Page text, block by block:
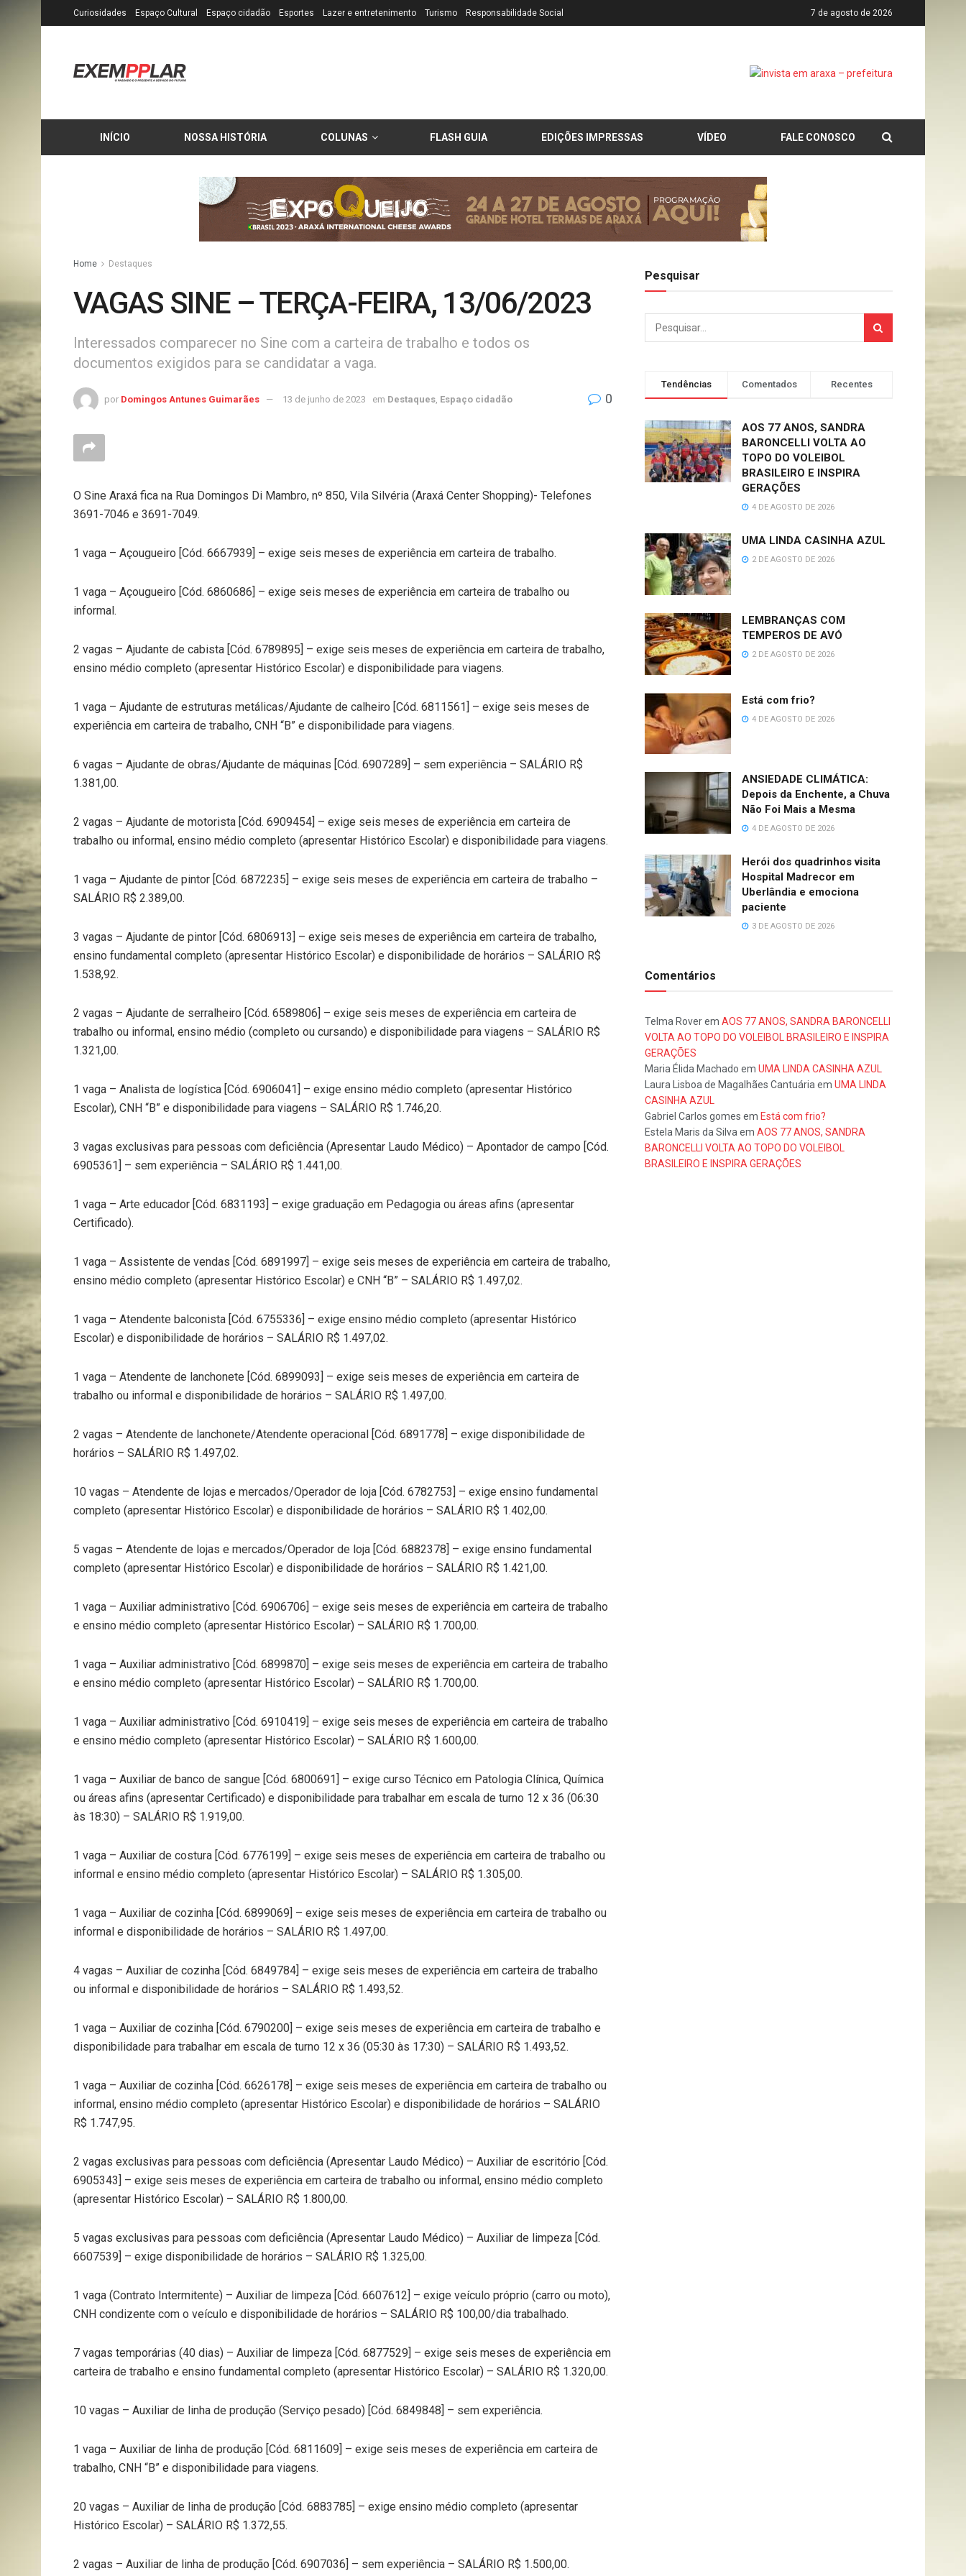
Curiosidades Espaço Cultural Espaço cidadão Esportes Lazer e entretenimento Turismo Responsabilidade Social 7 de agosto de 2026
INÍCIO NOSSA HISTÓRIA COLUNAS FLASH GUIA EDIÇÕES IMPRESSAS VÍDEO FALE CONOSCO
Home Destaques
VAGAS SINE – TERÇA-FEIRA, 13/06/2023
Interessados comparecer no Sine com a carteira de trabalho e todos os
documentos exigidos para se candidatar a vaga.
por Domingos Antunes Guimarães 13 de junho de 2023 em Destaques Espaço cidadão 0
O Sine Araxá fica na Rua Domingos Di Mambro, nº 850, Vila Silvéria (Araxá Center Shopping)- Telefones
3691-7046 e 3691-7049.
1 vaga – Açougueiro [Cód. 6667939] – exige seis meses de experiência em carteira de trabalho.
1 vaga – Açougueiro [Cód. 6860686] – exige seis meses de experiência em carteira de trabalho ou
informal.
2 vagas – Ajudante de cabista [Cód. 6789895] – exige seis meses de experiência em carteira de trabalho,
ensino médio completo (apresentar Histórico Escolar) e disponibilidade para viagens.
1 vaga – Ajudante de estruturas metálicas/Ajudante de calheiro [Cód. 6811561] – exige seis meses de
experiência em carteira de trabalho, CNH “B” e disponibilidade para viagens.
6 vagas – Ajudante de obras/Ajudante de máquinas [Cód. 6907289] – sem experiência – SALÁRIO R$
1.381,00.
2 vagas – Ajudante de motorista [Cód. 6909454] – exige seis meses de experiência em carteira de
trabalho ou informal, ensino médio completo (apresentar Histórico Escolar) e disponibilidade para viagens.
1 vaga – Ajudante de pintor [Cód. 6872235] – exige seis meses de experiência em carteira de trabalho –
SALÁRIO R$ 2.389,00.
3 vagas – Ajudante de pintor [Cód. 6806913] – exige seis meses de experiência em carteira de trabalho,
ensino fundamental completo (apresentar Histórico Escolar) e disponibilidade de horários – SALÁRIO R$
1.538,92.
2 vagas – Ajudante de serralheiro [Cód. 6589806] – exige seis meses de experiência em carteira de
trabalho ou informal, ensino médio (completo ou cursando) e disponibilidade para viagens – SALÁRIO R$
1.321,00.
1 vaga – Analista de logística [Cód. 6906041] – exige ensino médio completo (apresentar Histórico
Escolar), CNH “B” e disponibilidade para viagens – SALÁRIO R$ 1.746,20.
3 vagas exclusivas para pessoas com deficiência (Apresentar Laudo Médico) – Apontador de campo [Cód.
6905361] – sem experiência – SALÁRIO R$ 1.441,00.
1 vaga – Arte educador [Cód. 6831193] – exige graduação em Pedagogia ou áreas afins (apresentar
Certificado).
1 vaga – Assistente de vendas [Cód. 6891997] – exige seis meses de experiência em carteira de trabalho,
ensino médio completo (apresentar Histórico Escolar) e CNH “B” – SALÁRIO R$ 1.497,02.
1 vaga – Atendente balconista [Cód. 6755336] – exige ensino médio completo (apresentar Histórico
Escolar) e disponibilidade de horários – SALÁRIO R$ 1.497,02.
1 vaga – Atendente de lanchonete [Cód. 6899093] – exige seis meses de experiência em carteira de
trabalho ou informal e disponibilidade de horários – SALÁRIO R$ 1.497,00.
2 vagas – Atendente de lanchonete/Atendente operacional [Cód. 6891778] – exige disponibilidade de
horários – SALÁRIO R$ 1.497,02.
10 vagas – Atendente de lojas e mercados/Operador de loja [Cód. 6782753] – exige ensino fundamental
completo (apresentar Histórico Escolar) e disponibilidade de horários – SALÁRIO R$ 1.402,00.
5 vagas – Atendente de lojas e mercados/Operador de loja [Cód. 6882378] – exige ensino fundamental
completo (apresentar Histórico Escolar) e disponibilidade de horários – SALÁRIO R$ 1.421,00.
1 vaga – Auxiliar administrativo [Cód. 6906706] – exige seis meses de experiência em carteira de trabalho
e ensino médio completo (apresentar Histórico Escolar) – SALÁRIO R$ 1.700,00.
1 vaga – Auxiliar administrativo [Cód. 6899870] – exige seis meses de experiência em carteira de trabalho
e ensino médio completo (apresentar Histórico Escolar) – SALÁRIO R$ 1.700,00.
1 vaga – Auxiliar administrativo [Cód. 6910419] – exige seis meses de experiência em carteira de trabalho
e ensino médio completo (apresentar Histórico Escolar) – SALÁRIO R$ 1.600,00.
1 vaga – Auxiliar de banco de sangue [Cód. 6800691] – exige curso Técnico em Patologia Clínica, Química
ou áreas afins (apresentar Certificado) e disponibilidade para trabalhar em escala de turno 12 x 36 (06:30
às 18:30) – SALÁRIO R$ 1.919,00.
1 vaga – Auxiliar de costura [Cód. 6776199] – exige seis meses de experiência em carteira de trabalho ou
informal e ensino médio completo (apresentar Histórico Escolar) – SALÁRIO R$ 1.305,00.
1 vaga – Auxiliar de cozinha [Cód. 6899069] – exige seis meses de experiência em carteira de trabalho ou
informal e disponibilidade de horários – SALÁRIO R$ 1.497,00.
4 vagas – Auxiliar de cozinha [Cód. 6849784] – exige seis meses de experiência em carteira de trabalho
ou informal e disponibilidade de horários – SALÁRIO R$ 1.493,52.
1 vaga – Auxiliar de cozinha [Cód. 6790200] – exige seis meses de experiência em carteira de trabalho e
disponibilidade para trabalhar em escala de turno 12 x 36 (05:30 às 17:30) – SALÁRIO R$ 1.493,52.
1 vaga – Auxiliar de cozinha [Cód. 6626178] – exige seis meses de experiência em carteira de trabalho ou
informal, ensino médio completo (apresentar Histórico Escolar) e disponibilidade de horários – SALÁRIO
R$ 1.747,95.
2 vagas exclusivas para pessoas com deficiência (Apresentar Laudo Médico) – Auxiliar de escritório [Cód.
6905343] – exige seis meses de experiência em carteira de trabalho ou informal, ensino médio completo
(apresentar Histórico Escolar) – SALÁRIO R$ 1.800,00.
5 vagas exclusivas para pessoas com deficiência (Apresentar Laudo Médico) – Auxiliar de limpeza [Cód.
6607539] – exige disponibilidade de horários – SALÁRIO R$ 1.325,00.
1 vaga (Contrato Intermitente) – Auxiliar de limpeza [Cód. 6607612] – exige veículo próprio (carro ou moto),
CNH condizente com o veículo e disponibilidade de horários – SALÁRIO R$ 100,00/dia trabalhado.
7 vagas temporárias (40 dias) – Auxiliar de limpeza [Cód. 6877529] – exige seis meses de experiência em
carteira de trabalho e ensino fundamental completo (apresentar Histórico Escolar) – SALÁRIO R$ 1.320,00.
10 vagas – Auxiliar de linha de produção (Serviço pesado) [Cód. 6849848] – sem experiência.
1 vaga – Auxiliar de linha de produção [Cód. 6811609] – exige seis meses de experiência em carteira de
trabalho, CNH “B” e disponibilidade para viagens.
20 vagas – Auxiliar de linha de produção [Cód. 6883785] – exige ensino médio completo (apresentar
Histórico Escolar) – SALÁRIO R$ 1.372,55.
2 vagas – Auxiliar de linha de produção [Cód. 6907036] – sem experiência – SALÁRIO R$ 1.500,00.
Pesquisar
Tendências Comentados Recentes
AOS 77 ANOS, SANDRA
BARONCELLI VOLTA AO
TOPO DO VOLEIBOL
BRASILEIRO E INSPIRA
GERAÇÕES
4 DE AGOSTO DE 2026
UMA LINDA CASINHA AZUL
2 DE AGOSTO DE 2026
LEMBRANÇAS COM
TEMPEROS DE AVÓ
2 DE AGOSTO DE 2026
Está com frio?
4 DE AGOSTO DE 2026
ANSIEDADE CLIMÁTICA:
Depois da Enchente, a Chuva
Não Foi Mais a Mesma
4 DE AGOSTO DE 2026
Herói dos quadrinhos visita
Hospital Madrecor em
Uberlândia e emociona
paciente
3 DE AGOSTO DE 2026
Comentários
Telma Roverem AOS 77 ANOS, SANDRA BARONCELLI
VOLTA AO TOPO DO VOLEIBOL BRASILEIRO E INSPIRA
GERAÇÕES
Maria Élida Machado em UMA LINDA CASINHA AZUL
Laura Lisboa de Magalhães Cantuáriaem UMA LINDA
CASINHA AZUL
Gabriel Carlos gomes em Está com frio?
Estela Maris da Silvaem AOS 77 ANOS, SANDRA
BARONCELLI VOLTA AO TOPO DO VOLEIBOL
BRASILEIRO E INSPIRA GERAÇÕES